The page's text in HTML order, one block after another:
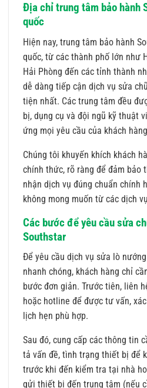
Địa chỉ trung tâm bảo hành
quốc
Hiện nay, trung tâm bảo hành
quốc, từ các thành phố lớn như
Hải Phòng đến các tỉnh thành
dễ dàng tiếp cận dịch vụ sửa
tiện nhất. Các trung tâm đều
bị, dụng cụ và đội ngũ kỹ thuật
ứng mọi yêu cầu của khách
Chúng tôi khuyến khích khách
chính thức, rõ ràng để đảm bảo
nhận dịch vụ đúng chuẩn chính
không mong muốn từ các dịch
Các bước để yêu cầu sửa
Southstar
Để yêu cầu dịch vụ sửa lò
nhanh chóng, khách hàng chỉ
bước đơn giản. Trước tiên, liên
hoặc hotline để được tư vấn,
lịch hẹn phù hợp.
Sau đó, cung cấp các thông tin
tả vấn đề, tình trạng thiết bị để
trước khi đến kiểm tra tại nhà
gửi thiết bị đến trung tâm (nếu